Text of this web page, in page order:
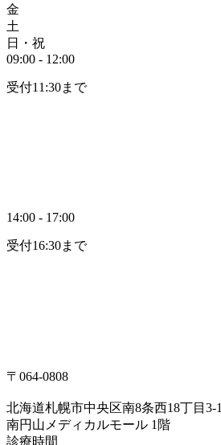
金
土
日・祝
09:00 - 12:00
受付11:30まで
14:00 - 17:00
受付16:30まで
〒064-0808
北海道札幌市中央区南8条西18丁目3-1
南円山メディカルモール 1階
診療時間